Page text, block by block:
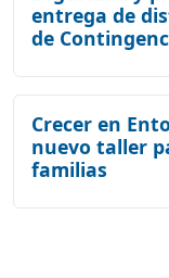
entrega de
de
Crecer en
nuevo taller
familias